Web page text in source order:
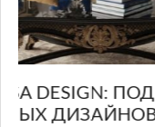
GLAZOV